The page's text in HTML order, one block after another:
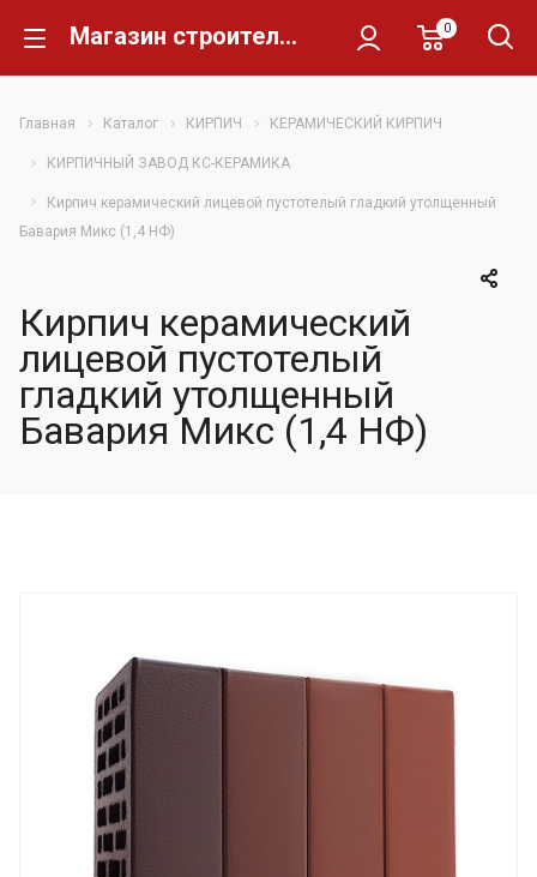
Магазин строительных материалов Склад Кирпича 0
Главная Каталог КИРПИЧ КЕРАМИЧЕСКИЙ КИРПИЧ
КИРПИЧНЫЙ ЗАВОД КС-КЕРАМИКА
Кирпич керамический лицевой пустотелый гладкий утолщенный
Бавария Микс (1,4 НФ)
Кирпич керамический
лицевой пустотелый
гладкий утолщенный
Бавария Микс (1,4 НФ)